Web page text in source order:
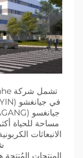
مساحة للحياة
الانبعاثات
المنتجات